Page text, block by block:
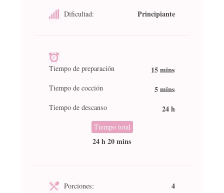
Dificultad: Principiante
Tiempo de preparación 15 mins
Tiempo de cocción 5 mins
Tiempo de descanso 24 h
Tiempo total
24 h 20 mins
Porciones: 4